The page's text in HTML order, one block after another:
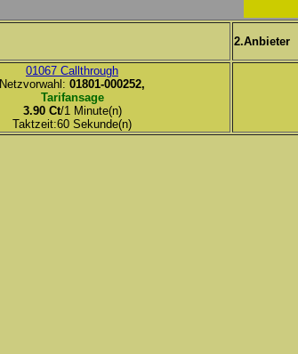
2.Anbieter
01067 Callthrough
Netzvorwahl: 01801-000252,
Tarifansage
3.90 Ct/1 Minute(n)
Taktzeit:60 Sekunde(n)